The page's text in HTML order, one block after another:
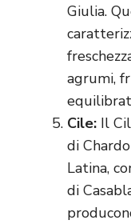
Giulia.
agrumi,
Cile: Il
di
Latina,
di